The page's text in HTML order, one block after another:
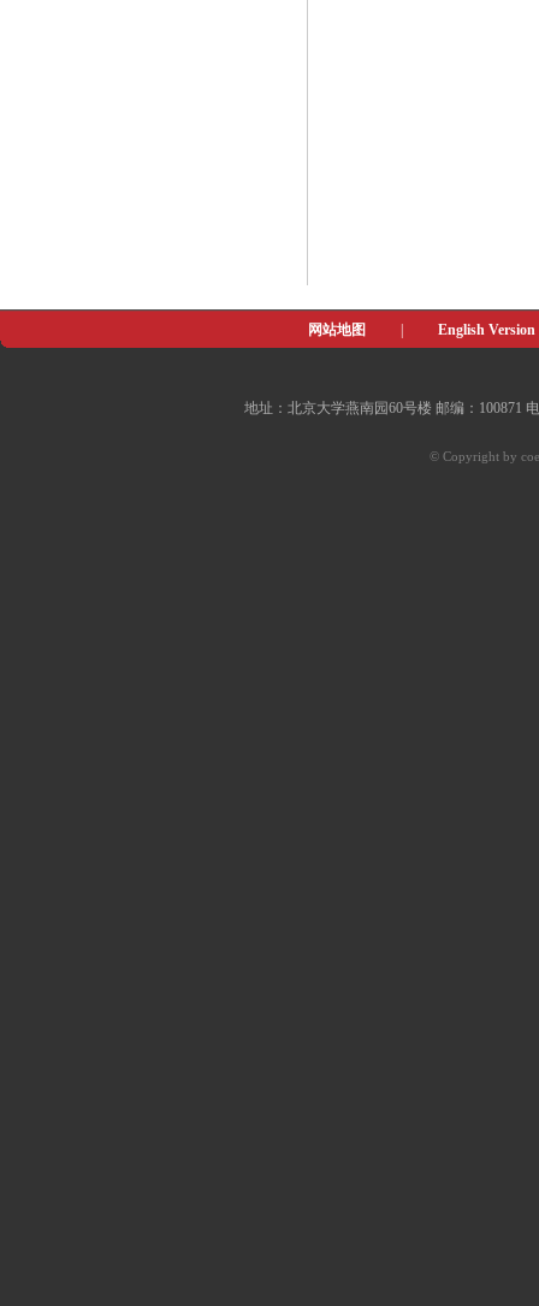
网站地图 English Version
地址：北京大学燕南园60号楼 邮编：100871
© Copyright by